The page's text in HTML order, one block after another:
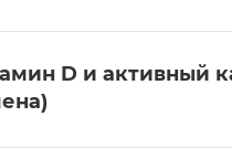
D и активный